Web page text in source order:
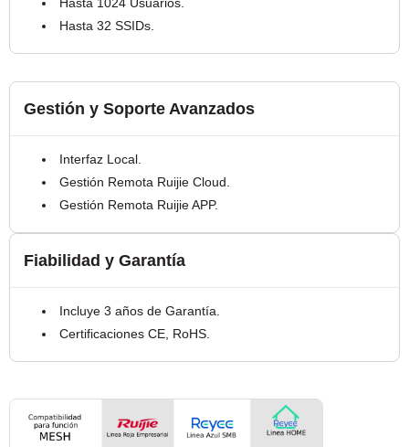
Hasta 1024 Usuarios.
Hasta 32 SSIDs.
Gestión y Soporte Avanzados
Interfaz Local.
Gestión Remota Ruijie Cloud.
Gestión Remota Ruijie APP.
Fiabilidad y Garantía
Incluye 3 años de Garantía.
Certificaciones CE, RoHS.